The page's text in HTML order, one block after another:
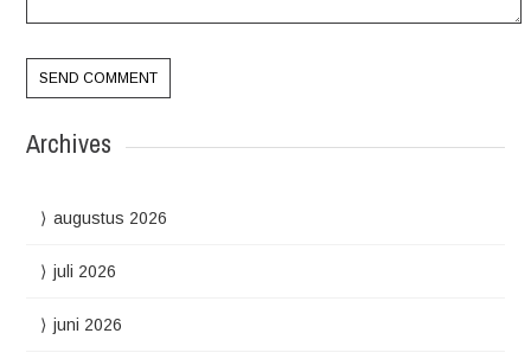
Archives
augustus 2026
juli 2026
juni 2026